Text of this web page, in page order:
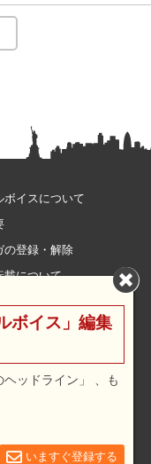
ボイスについて
の登録・解除
載について
ュー・料金
ボイス」編集
ッドライン」 、も
いますぐ登録する